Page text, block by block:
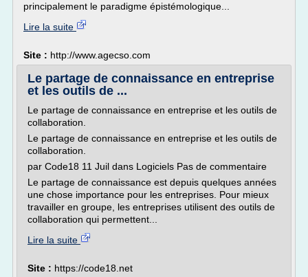
principalement le paradigme épistémologique...
Lire la suite
Site : http://www.agecso.com
Le partage de connaissance en entreprise
et les outils de ...
Le partage de connaissance en entreprise et les outils de
collaboration.
Le partage de connaissance en entreprise et les outils de
collaboration.
par Code18 11 Juil dans Logiciels Pas de commentaire
Le partage de connaissance est depuis quelques années
une chose importance pour les entreprises. Pour mieux
travailler en groupe, les entreprises utilisent des outils de
collaboration qui permettent...
Lire la suite
Site : https://code18.net